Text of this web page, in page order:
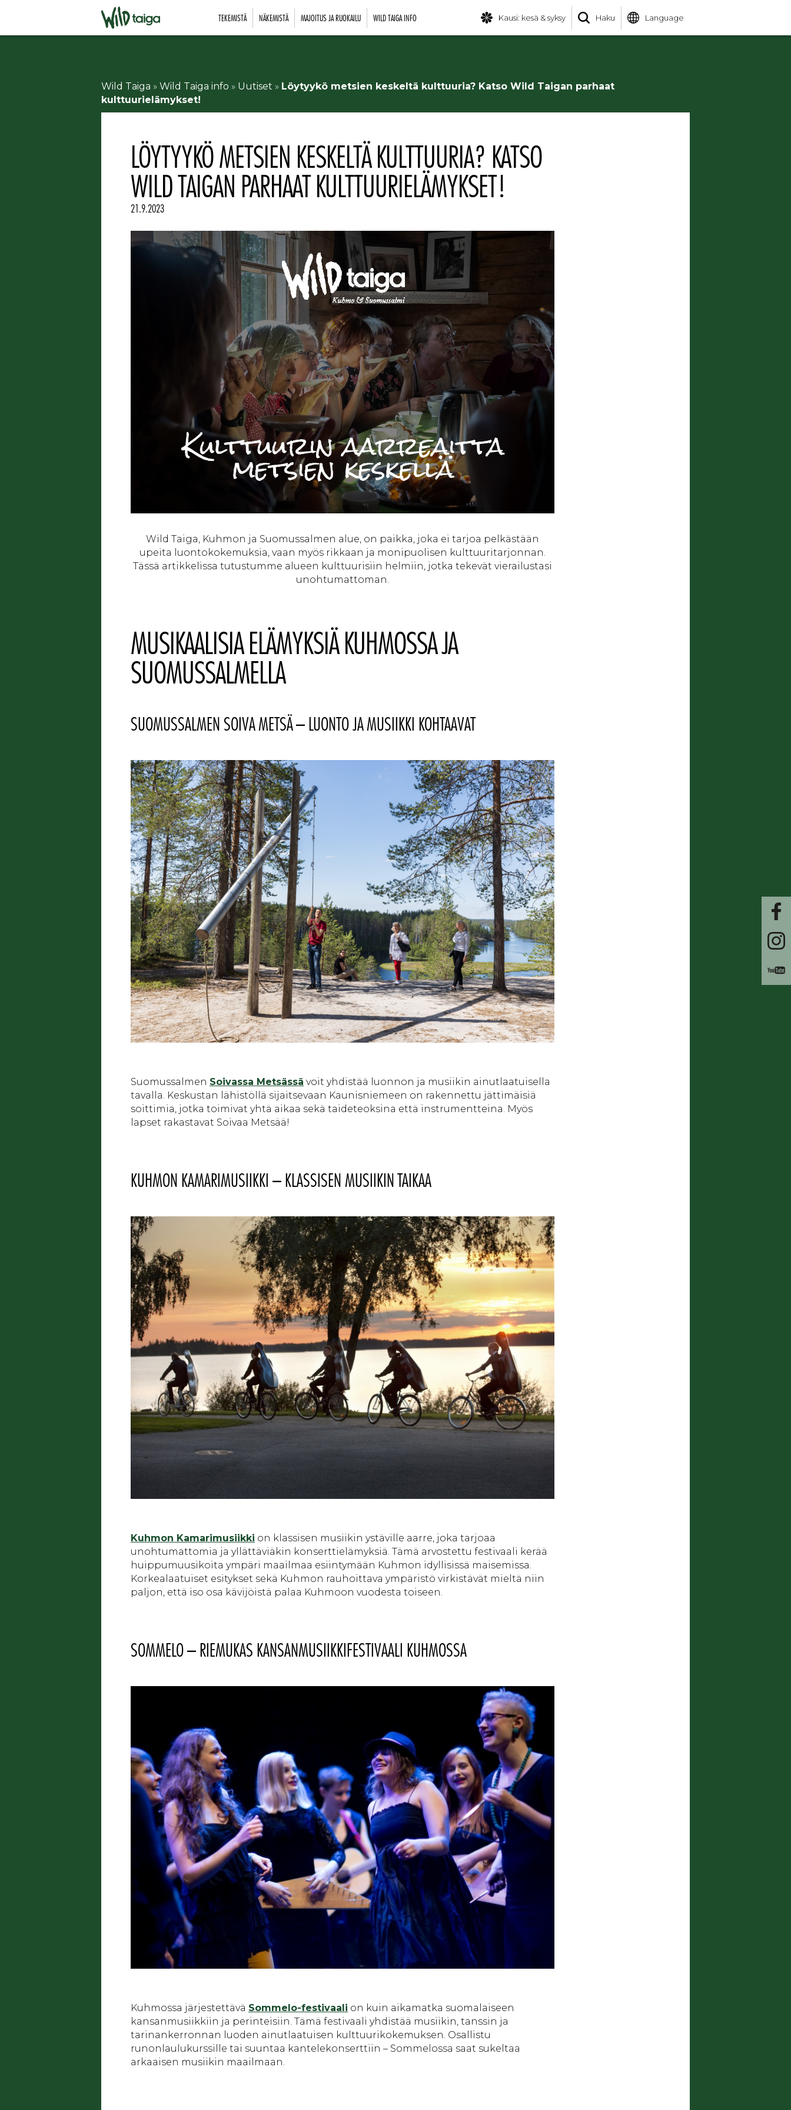
TEKEMISTÄ NÄKEMISTÄ MAJOITUS JA RUOKAILU WILD TAIGA INFO Kausi: kesä & syksy Haku Language
Wild Taiga » Wild Taiga info » Uutiset » Löytyykö metsien keskeltä kulttuuria? Katso Wild Taigan parhaat
kulttuurielämykset!
LÖYTYYKÖ METSIEN KESKELTÄ KULTTUURIA? KATSO
WILD TAIGAN PARHAAT KULTTUURIELÄMYKSET!
21.9.2023
Wild Taiga, Kuhmon ja Suomussalmen alue, on paikka, joka ei tarjoa pelkästään
upeita luontokokemuksia, vaan myös rikkaan ja monipuolisen kulttuuritarjonnan.
Tässä artikkelissa tutustumme alueen kulttuurisiin helmiin, jotka tekevät vierailustasi
unohtumattoman.
MUSIKAALISIA ELÄMYKSIÄ KUHMOSSA JA
SUOMUSSALMELLA
SUOMUSSALMEN SOIVA METSÄ – LUONTO JA MUSIIKKI KOHTAAVAT
Suomussalmen Soivassa Metsässä voit yhdistää luonnon ja musiikin ainutlaatuisella
tavalla. Keskustan lähistöllä sijaitsevaan Kaunisniemeen on rakennettu jättimäisiä
soittimia, jotka toimivat yhtä aikaa sekä taideteoksina että instrumentteina. Myös
lapset rakastavat Soivaa Metsää!
KUHMON KAMARIMUSIIKKI – KLASSISEN MUSIIKIN TAIKAA
Kuhmon Kamarimusiikki on klassisen musiikin ystäville aarre, joka tarjoaa
unohtumattomia ja yllättäviäkin konserttielämyksiä. Tämä arvostettu festivaali kerää
huippumuusikoita ympäri maailmaa esiintymään Kuhmon idyllisissä maisemissa.
Korkealaatuiset esitykset sekä Kuhmon rauhoittava ympäristö virkistävät mieltä niin
paljon, että iso osa kävijöistä palaa Kuhmoon vuodesta toiseen.
SOMMELO – RIEMUKAS KANSANMUSIIKKIFESTIVAALI KUHMOSSA
Kuhmossa järjestettävä Sommelo-festivaali on kuin aikamatka suomalaiseen
kansanmusiikkiin ja perinteisiin. Tämä festivaali yhdistää musiikin, tanssin ja
tarinankerronnan luoden ainutlaatuisen kulttuurikokemuksen. Osallistu
runonlaulukurssille tai suuntaa kantelekonserttiin – Sommelossa saat sukeltaa
arkaaisen musiikin maailmaan.